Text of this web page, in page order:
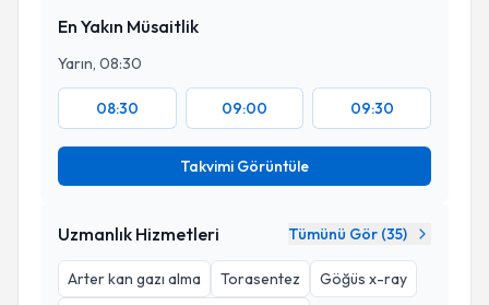
En Yakın Müsaitlik
Yarın, 08:30
08:30 09:00 09:30
Takvimi Görüntüle
Uzmanlık Hizmetleri Tümünü Gör (35)
Arter kan gazı alma Torasentez
Göğüs x-ray